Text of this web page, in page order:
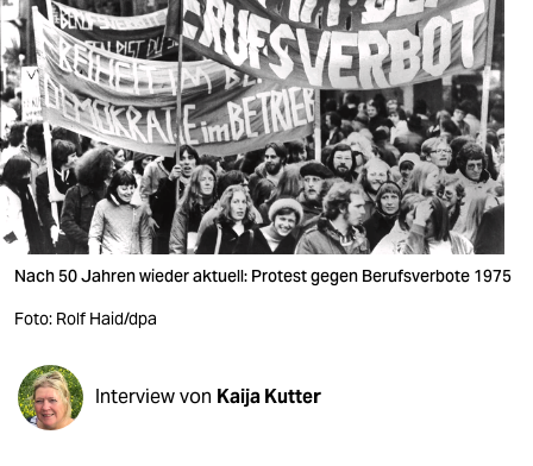
nord
wahrheit
verlag
verlag
veranstaltungen
fragen & hilfe
unterstützen
abo
Nach 50 Jahren wieder aktuell: Protest gegen Berufsverbote 1975
Foto: Rolf Haid/dpa
Interview von Kaija Kutter